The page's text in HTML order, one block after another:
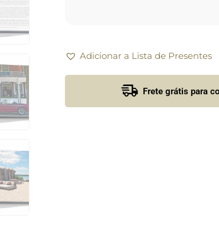
Adicionar a Lista de Presentes
Frete grátis para